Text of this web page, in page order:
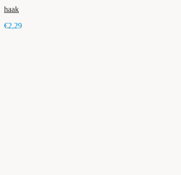
haak
€2,29